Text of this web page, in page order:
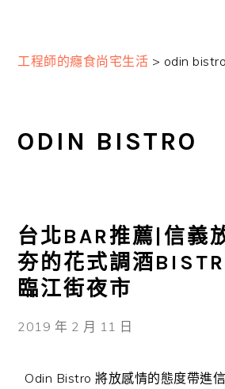
工程師的癮食尚宅生活 > odin bistro
ODIN BISTRO
台北BAR推薦|信義
夯的花式調酒
臨江街夜市
2019 年 2 月 11 日
Odin Bistro 將放感情的態度帶進